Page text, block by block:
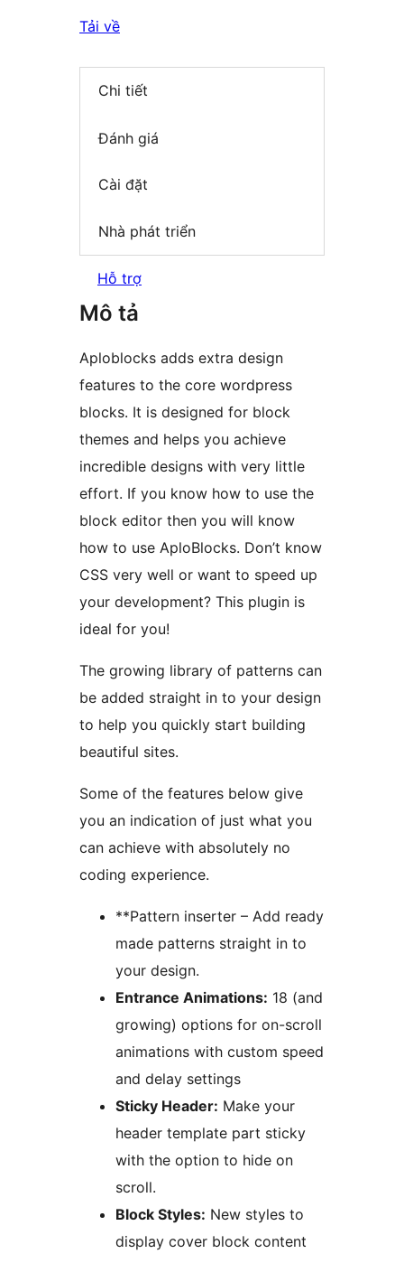
Tải về
Chi tiết
Đánh giá
Cài đặt
Nhà phát triển
Hỗ trợ
Mô tả
Aploblocks adds extra design
features to the core wordpress
blocks. It is designed for block
themes and helps you achieve
incredible designs with very little
effort. If you know how to use the
block editor then you will know
how to use AploBlocks. Don’t know
CSS very well or want to speed up
your development? This plugin is
ideal for you!
The growing library of patterns can
be added straight in to your design
to help you quickly start building
beautiful sites.
Some of the features below give
you an indication of just what you
can achieve with absolutely no
coding experience.
**Pattern inserter – Add ready
made patterns straight in to
your design.
Entrance Animations: 18 (and
growing) options for on-scroll
animations with custom speed
and delay settings
Sticky Header: Make your
header template part sticky
with the option to hide on
scroll.
Block Styles: New styles to
display cover block content